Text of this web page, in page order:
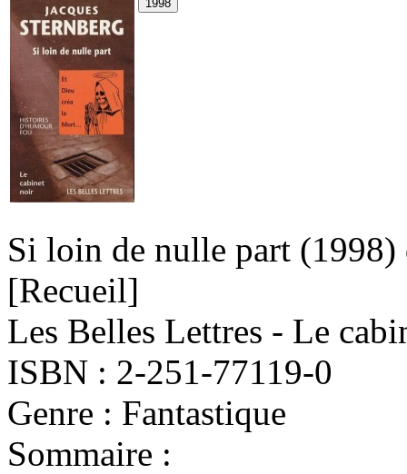
Si loin de nulle part (1998)
[Recueil]
Les Belles Lettres - Le
ISBN : 2-251-77119-0
Genre : Fantastique
Sommaire :